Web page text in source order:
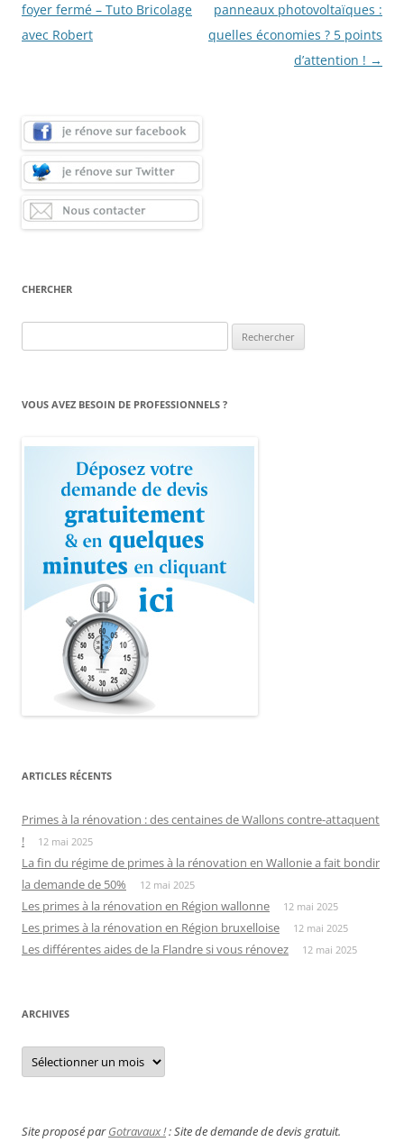
des
articles
foyer fermé – Tuto Bricolage
avec Robert
panneaux photovoltaïques :
quelles économies ? 5 points
d’attention ! →
CHERCHER
VOUS AVEZ BESOIN DE PROFESSIONNELS ?
ARTICLES RÉCENTS
Primes à la rénovation : des centaines de Wallons contre-attaquent
!
12 mai 2025
La fin du régime de primes à la rénovation en Wallonie a fait bondir
la demande de 50%
12 mai 2025
Les primes à la rénovation en Région wallonne 12 mai 2025
Les primes à la rénovation en Région bruxelloise 12 mai 2025
Les différentes aides de la Flandre si vous rénovez 12 mai 2025
ARCHIVES
Archives
Site proposé parGotravaux !: Site de demande de devis gratuit.